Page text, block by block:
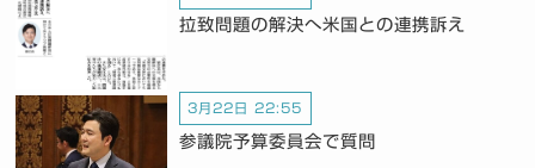
拉致問題の解決へ米国との連携訴え
3月22日 22:55
参議院予算委員会で質問